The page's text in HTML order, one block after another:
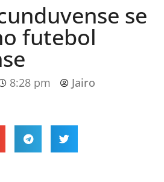
se
futebol
8:28 pm Jairo